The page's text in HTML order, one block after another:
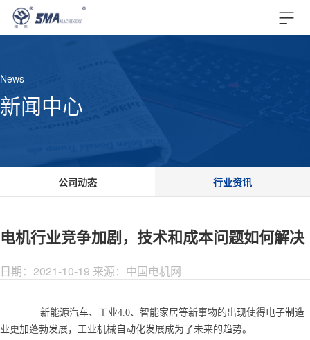
News
新闻中心
公司动态 行业资讯
电机行业竞争加剧，技术和成本问题如何解决
日期：2021-10-19 来源：中国电机网
新能源汽车、工业4.0、智能家居等新事物的出现使得电子制造
业更加蓬勃发展，工业机械自动化发展成为了未来的趋势。